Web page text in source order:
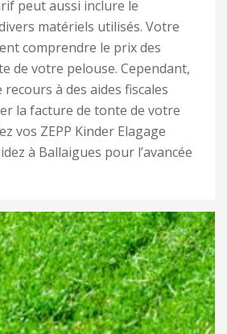
peut aussi inclure le
matériels utilisés. Votre
comprendre le prix des
de votre pelouse. Cependant,
à des aides fiscales
la facture de tonte de votre
vos ZEPP Kinder Elagage
à Ballaigues pour l’avancée